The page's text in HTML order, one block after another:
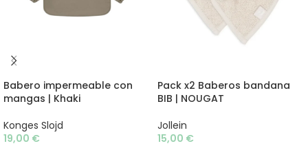
Babero impermeable con
mangas | Khaki
Konges Slojd
19,00 €
Pack x2 Baberos bandana
BIB | NOUGAT
Jollein
15,00 €